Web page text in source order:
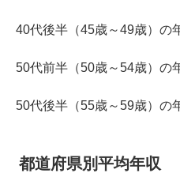
40代後半（45歳～49歳）の
50代前半（50歳～54歳）の
50代後半（55歳～59歳）の
都道府県別平均年収